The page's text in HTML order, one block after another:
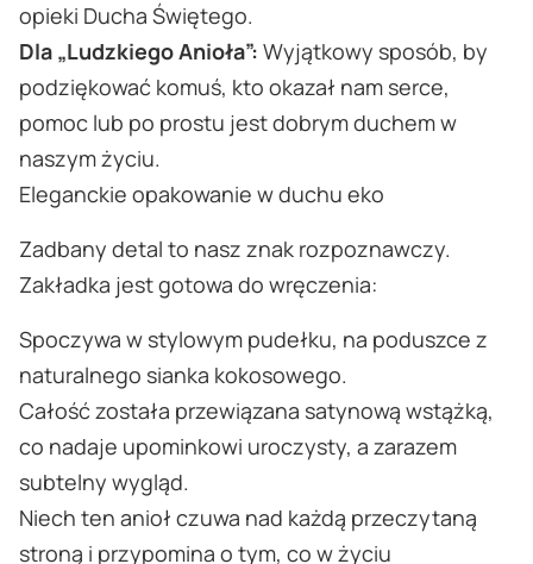
opieki Ducha Świętego.
Dla „Ludzkiego Anioła”: Wyjątkowy sposób, by
podziękować komuś, kto okazał nam serce,
pomoc lub po prostu jest dobrym duchem w
naszym życiu.
Eleganckie opakowanie w duchu eko
Zadbany detal to nasz znak rozpoznawczy.
Zakładka jest gotowa do wręczenia:
Spoczywa w stylowym pudełku, na poduszce z
naturalnego sianka kokosowego.
Całość została przewiązana satynową wstążką,
co nadaje upominkowi uroczysty, a zarazem
subtelny wygląd.
Niech ten anioł czuwa nad każdą przeczytaną
stroną i przypomina o tym, co w życiu